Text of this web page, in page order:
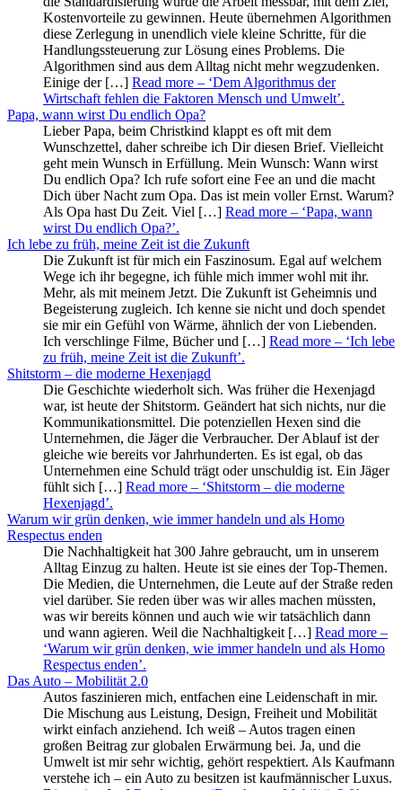
Kostenvorteile zu gewinnen. Heute übernehmen Algorithmen
diese Zerlegung in unendlich viele kleine Schritte, für die
Handlungssteuerung zur Lösung eines Problems. Die
Algorithmen sind aus dem Alltag nicht mehr wegzudenken.
Einige der […] Read more – ‘Dem Algorithmus der
Wirtschaft fehlen die Faktoren Mensch und Umwelt’.
Papa, wann wirst Du endlich Opa?
Lieber Papa, beim Christkind klappt es oft mit dem
Wunschzettel, daher schreibe ich Dir diesen Brief. Vielleicht
geht mein Wunsch in Erfüllung. Mein Wunsch: Wann wirst
Du endlich Opa? Ich rufe sofort eine Fee an und die macht
Dich über Nacht zum Opa. Das ist mein voller Ernst. Warum?
Als Opa hast Du Zeit. Viel […] Read more – ‘Papa, wann
wirst Du endlich Opa?’.
Ich lebe zu früh, meine Zeit ist die Zukunft
Die Zukunft ist für mich ein Faszinosum. Egal auf welchem
Wege ich ihr begegne, ich fühle mich immer wohl mit ihr.
Mehr, als mit meinem Jetzt. Die Zukunft ist Geheimnis und
Begeisterung zugleich. Ich kenne sie nicht und doch spendet
sie mir ein Gefühl von Wärme, ähnlich der von Liebenden.
Ich verschlinge Filme, Bücher und […] Read more – ‘Ich lebe
zu früh, meine Zeit ist die Zukunft’.
Shitstorm – die moderne Hexenjagd
Die Geschichte wiederholt sich. Was früher die Hexenjagd
war, ist heute der Shitstorm. Geändert hat sich nichts, nur die
Kommunikationsmittel. Die potenziellen Hexen sind die
Unternehmen, die Jäger die Verbraucher. Der Ablauf ist der
gleiche wie bereits vor Jahrhunderten. Es ist egal, ob das
Unternehmen eine Schuld trägt oder unschuldig ist. Ein Jäger
fühlt sich […] Read more – ‘Shitstorm – die moderne
Hexenjagd’.
Warum wir grün denken, wie immer handeln und als Homo
Respectus enden
Die Nachhaltigkeit hat 300 Jahre gebraucht, um in unserem
Alltag Einzug zu halten. Heute ist sie eines der Top-Themen.
Die Medien, die Unternehmen, die Leute auf der Straße reden
viel darüber. Sie reden über was wir alles machen müssten,
was wir bereits können und auch wie wir tatsächlich dann
und wann agieren. Weil die Nachhaltigkeit […] Read more –
‘Warum wir grün denken, wie immer handeln und als Homo
Respectus enden’.
Das Auto – Mobilität 2.0
Autos faszinieren mich, entfachen eine Leidenschaft in mir.
Die Mischung aus Leistung, Design, Freiheit und Mobilität
wirkt einfach anziehend. Ich weiß – Autos tragen einen
großen Beitrag zur globalen Erwärmung bei. Ja, und die
Umwelt ist mir sehr wichtig, gehört respektiert. Als Kaufmann
verstehe ich – ein Auto zu besitzen ist kaufmännischer Luxus.